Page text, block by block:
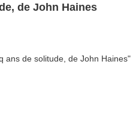
de John Haines